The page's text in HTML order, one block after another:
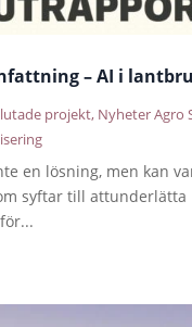
– AI i
projekt, Nyheter Agro
en lösning, men kan
syftar till attunderlätta